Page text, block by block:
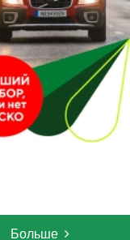
Больше